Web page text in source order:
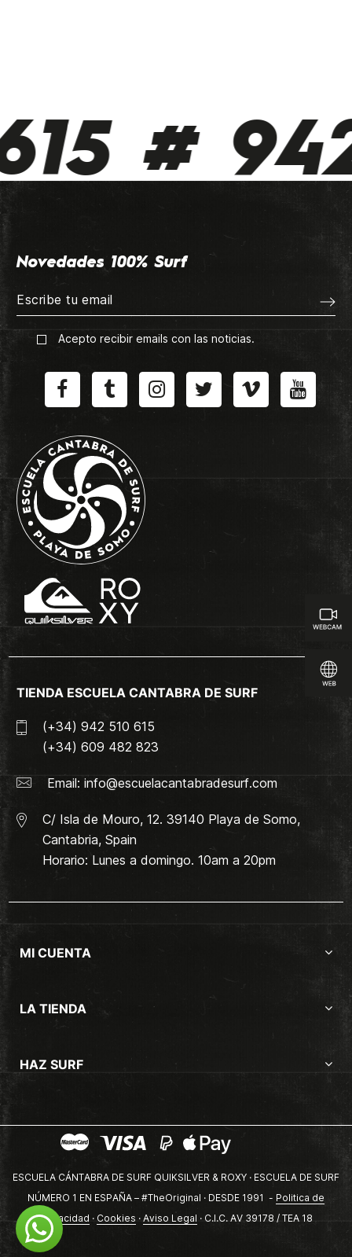
#
Novedades 100% Surf
Acepto recibir emails con las noticias.
TIENDA ESCUELA CANTABRA DE SURF
(+34) 942 510 615
(+34) 609 482 823
Email: info@escuelacantabradesurf.com
C/ Isla de Mouro, 12. 39140 Playa de Somo,
Cantabria, Spain
Horario: Lunes a domingo. 10am a 20pm
MI CUENTA
LA TIENDA
HAZ SURF
ESCUELA CÁNTABRA DE SURF QUIKSILVER & ROXY · ESCUELA DE SURF
NÚMERO 1 EN ESPAÑA – #TheOriginal · DESDE 1991 - Politica de
privacidad · Cookies · Aviso Legal · C.I.C. AV 39178 / TEA 18